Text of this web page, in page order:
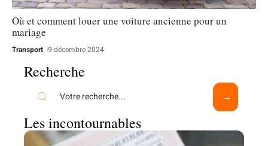
Où et comment louer une voiture ancienne pour un
mariage
Transport 9 décembre 2024
Recherche
Les incontournables